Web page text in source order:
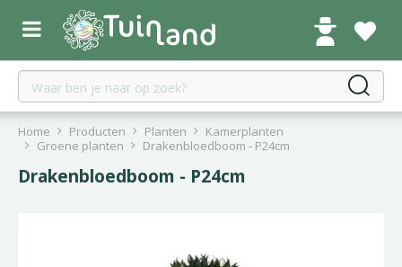
r
Home Producten Planten
Kamerplanten
Groene planten
Drakenbloedboom - P24cm
Drakenbloedboom - P24cm